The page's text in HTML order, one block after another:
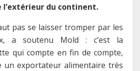
du continent.
pas se laisser tromper par les
a soutenu Mold : c’est la
qui compte en fin de compte,
un exportateur alimentaire très